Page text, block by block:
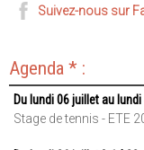
Suivez-nous sur
Agenda * :
Du lundi 06 juillet au
Stage de tennis - ETE